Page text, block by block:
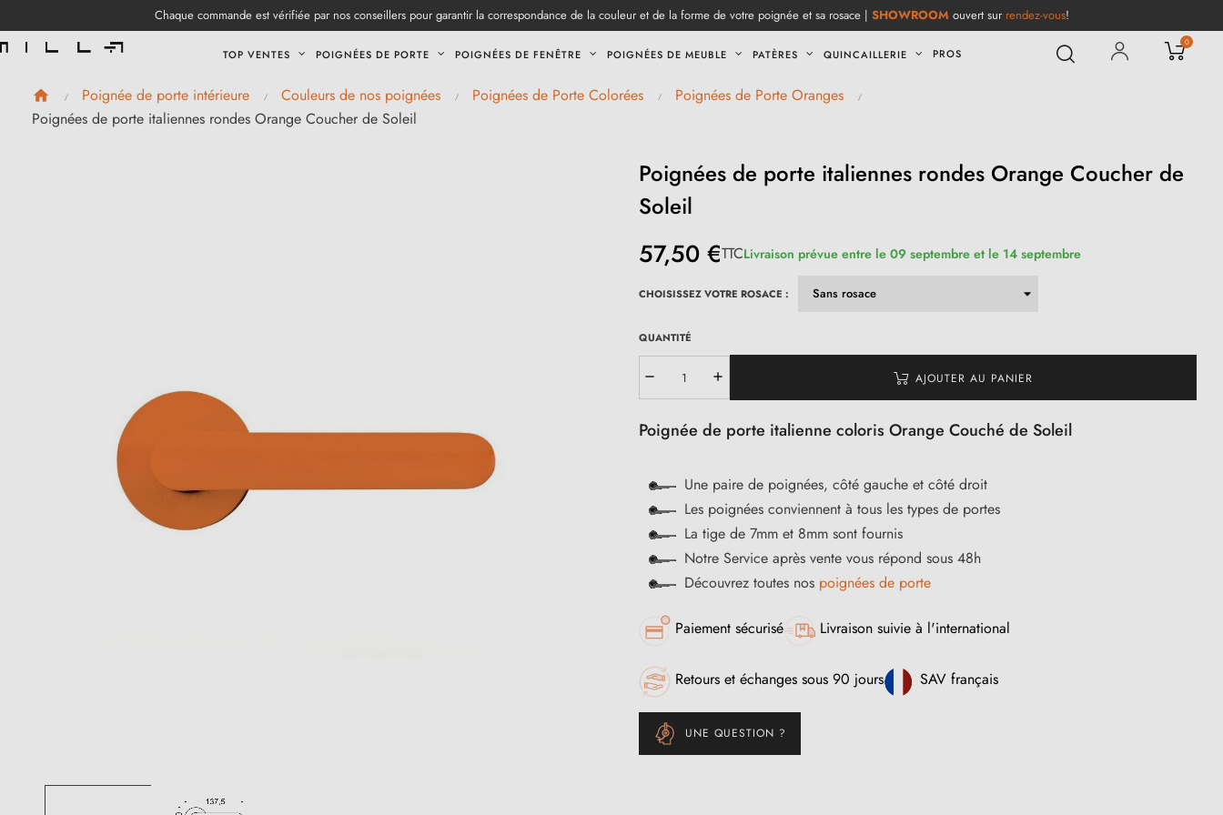
Chaque commande est vérifiée par nos conseillers pour garantir la correspondance de la couleur et de la forme de votre poignée et sa rosace | SHOWROOM ouvert sur rendez-vous!
TOP VENTES POIGNÉES DE PORTE POIGNÉES DE FENÊTRE POIGNÉES DE MEUBLE PATÈRES QUINCAILLERIE PROS
0
Poignée de porte intérieure Couleurs de nos poignées Poignées de Porte Colorées
Poignées de Porte Oranges
Poignées de porte italiennes rondes Orange Coucher de Soleil
Poignées de porte italiennes rondes Orange Coucher de
Soleil
57,50 €TTCLivraison prévue entre le 09 septembre et le 14 septembre
CHOISISSEZ VOTRE ROSACE :
QUANTITÉ
AJOUTER AU PANIER
Poignée de porte italienne coloris Orange Couché de Soleil
Une paire de poignées, côté gauche et côté droit
Les poignées conviennent à tous les types de portes
La tige de 7mm et 8mm sont fournis
Notre Service après vente vous répond sous 48h
Découvrez toutes nos poignées de porte
Paiement sécurisé Livraison suivie à l'international
Retours et échanges sous 90 jours SAV français
UNE QUESTION ?